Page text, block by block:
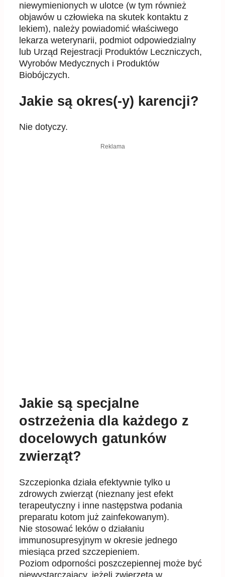
niewymienionych w ulotce (w tym również
objawów u człowieka na skutek kontaktu z
lekiem), należy powiadomić właściwego
lekarza weterynarii, podmiot odpowiedzialny
lub Urząd Rejestracji Produktów Leczniczych,
Wyrobów Medycznych i Produktów
Biobójczych.
Jakie są okres(-y) karencji?
Nie dotyczy.
Reklama
Jakie są specjalne
ostrzeżenia dla każdego z
docelowych gatunków
zwierząt?
Szczepionka działa efektywnie tylko u
zdrowych zwierząt (nieznany jest efekt
terapeutyczny i inne następstwa podania
preparatu kotom już zainfekowanym).
Nie stosować leków o działaniu
immunosupresyjnym w okresie jednego
miesiąca przed szczepieniem.
Poziom odporności poszczepiennej może być
niewystarczający, jeżeli zwierzęta w